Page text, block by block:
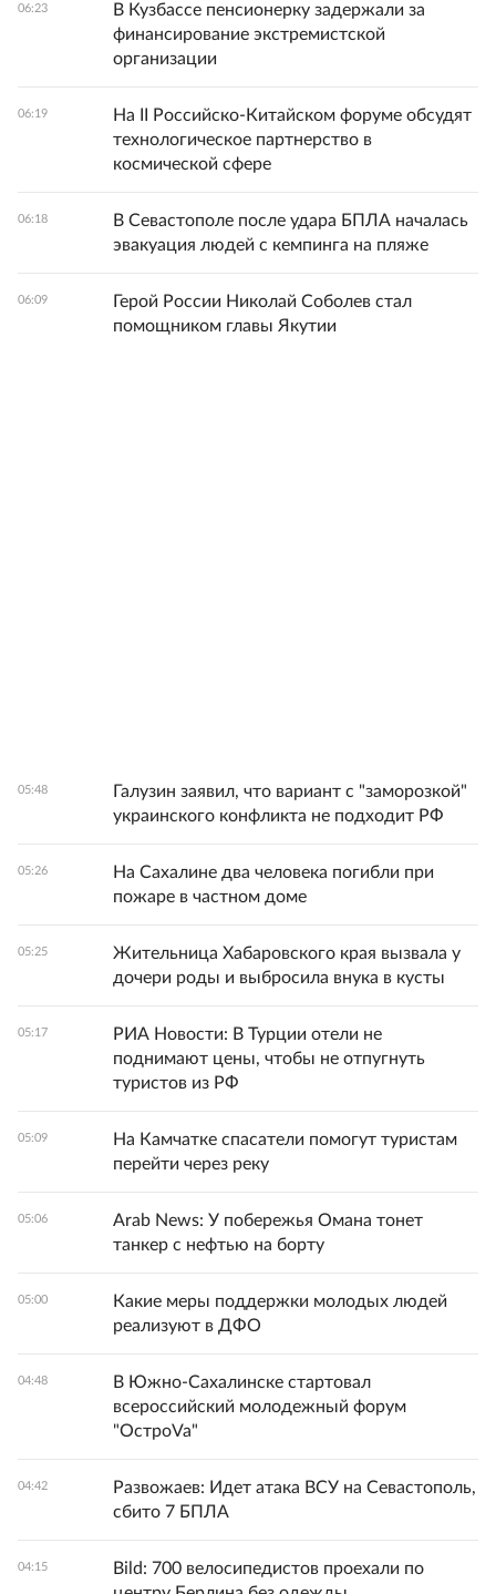
06:23
В Кузбассе пенсионерку задержали за
финансирование экстремистской
организации
06:19
На II Российско-Китайском форуме обсудят
технологическое партнерство в
космической сфере
06:18
В Севастополе после удара БПЛА началась
эвакуация людей с кемпинга на пляже
06:09
Герой России Николай Соболев стал
помощником главы Якутии
05:48
Галузин заявил, что вариант с "заморозкой"
украинского конфликта не подходит РФ
05:26
На Сахалине два человека погибли при
пожаре в частном доме
05:25
Жительница Хабаровского края вызвала у
дочери роды и выбросила внука в кусты
05:17
РИА Новости: В Турции отели не
поднимают цены, чтобы не отпугнуть
туристов из РФ
05:09
На Камчатке спасатели помогут туристам
перейти через реку
05:06
Arab News: У побережья Омана тонет
танкер с нефтью на борту
05:00
Какие меры поддержки молодых людей
реализуют в ДФО
04:48
В Южно-Сахалинске стартовал
всероссийский молодежный форум
"ОстроVa"
04:42
Развожаев: Идет атака ВСУ на Севастополь,
сбито 7 БПЛА
04:15
Bild: 700 велосипедистов проехали по